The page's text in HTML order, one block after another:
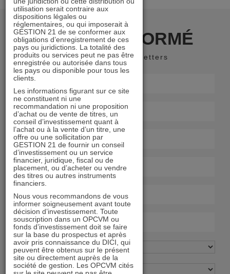
RESTER INFORMÉ
Recevoir nos newsletters
utilisation serait contraire aux
dispositions légales ou
réglementaires, ou qui imposerait à
GESTION 21 de se conformer aux
obligations d’enregistrement de ces
pays ou juridictions. La totalité des
produits ou services peut ne pas être
enregistrée ou autorisée dans tous
les pays ou disponible pour tous les
clients.
Les informations figurant sur ce site
ne constituent ni une
recommandation ni une proposition
d’achat ou de vente de titres, un
conseil d’investissement quant à
l’achat ou à la vente d’un titre, une
offre ou une sollicitation par
GESTION 21 de fournir un conseil
d’investissement ou un service
financier, juridique, fiscal ou de
placement, ou d’acheter ou vendre
des titres ou autres instruments
financiers.
Nous vous recommandons de vous
informer soigneusement avant toute
décision d’investissement. Toute
souscription dans un OPCVM ou
fonds d’investissement doit se faire
sur la base du prospectus et après
avoir pris connaissance du DICI, qui
peuvent être obtenus sur le présent
site ou directement auprès de la
société de gestion. Les OPCVM cités